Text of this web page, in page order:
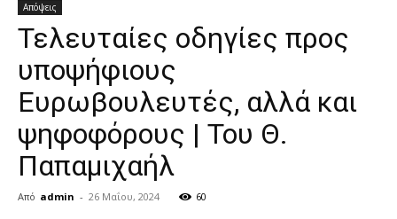
Απόψεις
Τελευταίες οδηγίες προς
υποψήφιους
Ευρωβουλευτές, αλλά και
ψηφοφόρους | Του Θ.
Παπαμιχαήλ
Από admin - 26 Μαΐου, 2024 60